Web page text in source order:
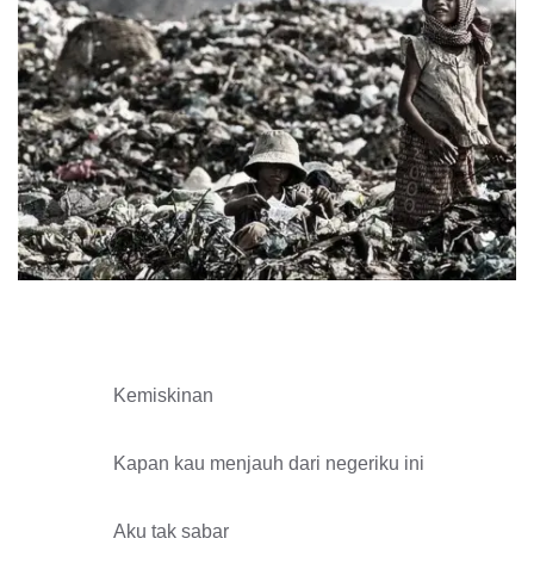
Kemiskinan
Kapan kau menjauh dari negeriku ini
Aku tak sabar